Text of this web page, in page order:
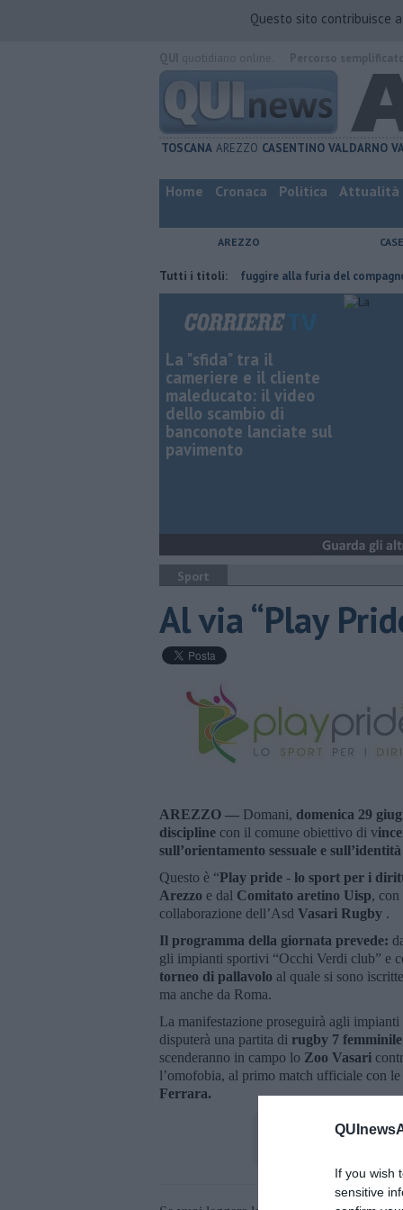
If you wish
sensitive
Questo sito contribuisce
TOSCANA AREZZO CASENTINO VALDARNO
Home Cronaca Politica Attualità
AREZZO
Tutti i titoli:
Nascosta in un bar per sfuggire alla furia del compagno
La "sfida" tra il
cameriere e il cliente
maleducato: il video
dello scambio di
banconote lanciate sul
pavimento
Sport
Al via “Play
AREZZO — Domani, domenica 29
discipline con il comune obiettivo di v
sull’orientamento sessuale e
Questo è “Play pride - lo sport per i
Arezzo e dal Comitato aretino Uisp,
collaborazione dell’Asd Vasari Rugby .
Il programma della giornata prevede:
gli impianti sportivi “Occhi Verdi club” e
torneo di pallavolo al quale si sono
ma anche da Roma.
La manifestazione proseguirà agli impianti
disputerà una partita di rugby 7 femminile
scenderanno in campo lo Zoo Vasari
l’omofobia, al primo match ufficiale con le
Ferrara.